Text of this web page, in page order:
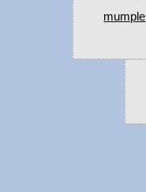
mumple